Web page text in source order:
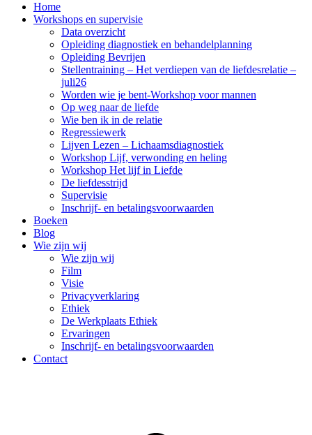
Home
Workshops en supervisie
Data overzicht
Opleiding diagnostiek en behandelplanning
Opleiding Bevrijen
Stellentraining – Het verdiepen van de liefdesrelatie –
juli26
Worden wie je bent-Workshop voor mannen
Op weg naar de liefde
Wie ben ik in de relatie
Regressiewerk
Lijven Lezen – Lichaamsdiagnostiek
Workshop Lijf, verwonding en heling
Workshop Het lijf in Liefde
De liefdesstrijd
Supervisie
Inschrijf- en betalingsvoorwaarden
Boeken
Blog
Wie zijn wij
Wie zijn wij
Film
Visie
Privacyverklaring
Ethiek
De Werkplaats Ethiek
Ervaringen
Inschrijf- en betalingsvoorwaarden
Contact